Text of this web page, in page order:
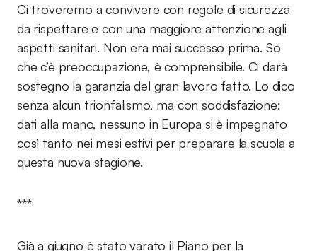
Ci troveremo a convivere con regole di sicurezza
da rispettare e con una maggiore attenzione agli
aspetti sanitari. Non era mai successo prima. So
che c’è preoccupazione, è comprensibile. Ci darà
sostegno la garanzia del gran lavoro fatto. Lo dico
senza alcun trionfalismo, ma con soddisfazione:
dati alla mano, nessuno in Europa si è impegnato
così tanto nei mesi estivi per preparare la scuola a
questa nuova stagione.
***
Già a giugno è stato varato il Piano per la